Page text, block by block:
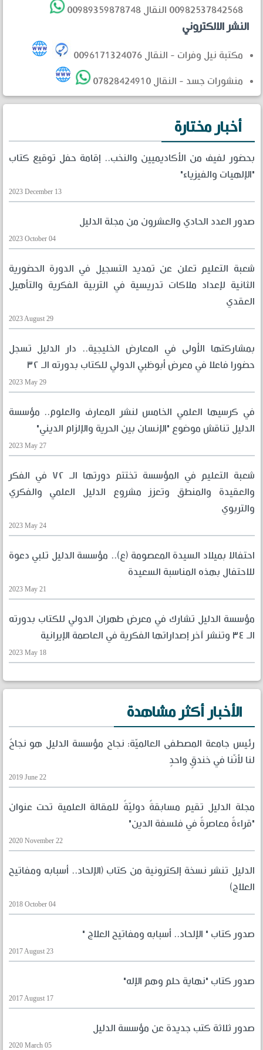
00982537842568 النقال 00989359878748
النشر الالكتروني
مكتبة نيل وفرات - النقال 0096171324076
منشورات جسد - النقال 07828424910
أخبار مختارة
بحضور لفيف من الأكاديميين والنخب.. إقامة حفل توقيع كتاب
"الإلهيات والفيزياء"
2023 December 13
صدور العدد الحادي والعشرون من مجلة الدليل
2023 October 04
شعبة التعليم تعلن عن تمديد التسجيل في الدورة الحضورية
الثانية لإعداد ملاكات تدريسية في التربية الفكرية والتأهيل
العقدي
2023 August 29
بمشاركتها الأولى في المعارض الخليجية.. دار الدليل تسجل
حضورا فاعلا في معرض أبوظبي الدولي للكتاب بدورته الـ ٣٢
2023 May 29
في كرسيها العلمي الخامس لنشر المعارف والعلوم.. مؤسسة
الدليل تناقش موضوع "الإنسان بين الحرية والإلزام الديني"
2023 May 27
شعبة التعليم في المؤسسة تختتم دورتها الـ ٧٢ في الفكر
والعقيدة والمنطق وتعزز مشروع الدليل العلمي والفكري
والتربوي
2023 May 24
احتفالا بميلاد السيدة المعصومة (ع).. مؤسسة الدليل تلبي دعوة
للاحتفال بهذه المناسبة السعيدة
2023 May 21
مؤسسة الدليل تشارك في معرض طهران الدولي للكتاب بدورته
الـ ٣٤ وتنشر آخر إصداراتها الفكرية في العاصمة الإيرانية
2023 May 18
الأخبار أكثر مشاهدة
رئيس جامعة المصطفى العالميّة: نجاح مؤسسة الدليل هو نجاحٌ
لنا لأنّنا في خندقٍ واحدٍ
2019 June 22
مجلة الدليل تقيم مسابقةً دوليّةً للمقالة العلمية تحت عنوان
"قراءةٌ معاصرةٌ في فلسفة الدين"
2020 November 22
الدليل تنشر نسخة إلكترونية من كتاب (الإلحاد.. أسبابه ومفاتيح
العلاج)
2018 October 04
صدور كتاب " الإلحاد.. أسبابه ومفاتيح العلاج "
2017 August 23
صدور كتاب "نهاية حلم وهم الإله"
2017 August 17
صدور ثلاثة كتب جديدة عن مؤسسة الدليل
2020 March 05